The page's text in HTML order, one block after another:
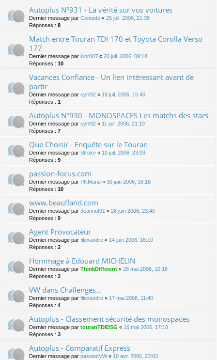
Autoplus N°931 - La vérité sur vos voitures
Dernier message par Comodo « 25 juil. 2006, 21:35
Réponses : 8
Match entre Touran TDI 170 et Toyota Corolla Verso
177
Dernier message par klor007 « 20 juil. 2006, 09:18
Réponses : 10
Vacances Confiance - Un lien intéressant avant de
partir
Dernier message par cyril92 « 19 juil. 2006, 15:40
Réponses : 1
Autoplus N°930 - MONOSPACES Les matchs des stars
Dernier message par cyril92 « 11 juil. 2006, 21:19
Réponses : 7
Que Choisir - Enquête sur le Touran
Dernier message par Stroke « 10 juil. 2006, 23:09
Réponses : 9
passion-focus.com
Dernier message par PtitManu « 30 juin 2006, 16:18
Réponses : 10
www.beaufland.com
Dernier message par Jeannot91 « 26 juin 2006, 23:40
Réponses : 9
Agent Provocateur
Dernier message par filexandre « 14 juin 2006, 16:10
Réponses : 2
Hommage à Edouard MICHELIN
Dernier message par ThinkDifferent « 28 mai 2006, 10:18
Réponses : 2
VW dans Challenges...
Dernier message par filexandre « 17 mai 2006, 11:40
Réponses : 4
Autoplus - Classement sécurité des monospaces
Dernier message par touranTDIDSG « 16 mai 2006, 17:18
Réponses : 3
Autoplus - Comparatif Express
Dernier message par passionVW« 10 avr. 2006, 23:03